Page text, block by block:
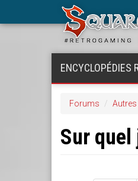
ENCYCLOPÉDIES
Forums Autres
Sur quel